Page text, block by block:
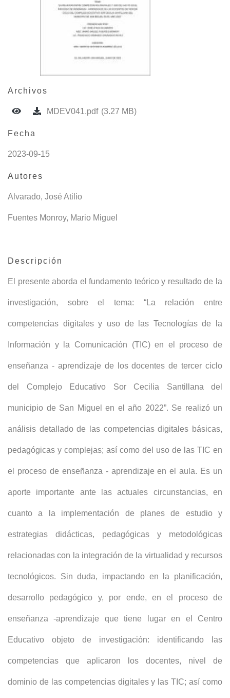
Archivos
MDEV041.pdf (3.27 MB)
Fecha
2023-09-15
Autores
Alvarado, José Atilio
Fuentes Monroy, Mario Miguel
Descripción
El presente aborda el fundamento teórico y resultado de la
investigación, sobre el tema: “La relación entre
competencias digitales y uso de las Tecnologías de la
Información y la Comunicación (TIC) en el proceso de
enseñanza - aprendizaje de los docentes de tercer ciclo
del Complejo Educativo Sor Cecilia Santillana del
municipio de San Miguel en el año 2022”. Se realizó un
análisis detallado de las competencias digitales básicas,
pedagógicas y complejas; así como del uso de las TIC en
el proceso de enseñanza - aprendizaje en el aula. Es un
aporte importante ante las actuales circunstancias, en
cuanto a la implementación de planes de estudio y
estrategias didácticas, pedagógicas y metodológicas
relacionadas con la integración de la virtualidad y recursos
tecnológicos. Sin duda, impactando en la planificación,
desarrollo pedagógico y, por ende, en el proceso de
enseñanza -aprendizaje que tiene lugar en el Centro
Educativo objeto de investigación: identificando las
competencias que aplicaron los docentes, nivel de
dominio de las competencias digitales y las TIC; así como